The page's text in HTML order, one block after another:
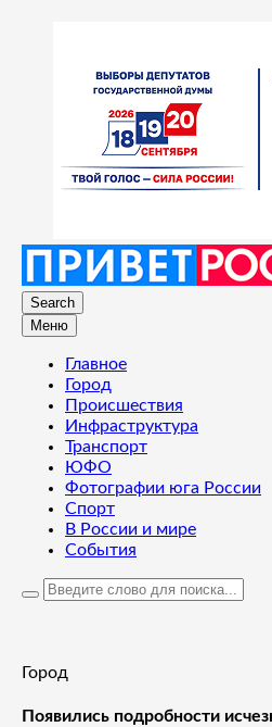
Search
Меню
Главное
Город
Происшествия
Инфраструктура
Транспорт
ЮФО
Фотографии юга России
Спорт
В России и мире
События
Город
Появились подробности